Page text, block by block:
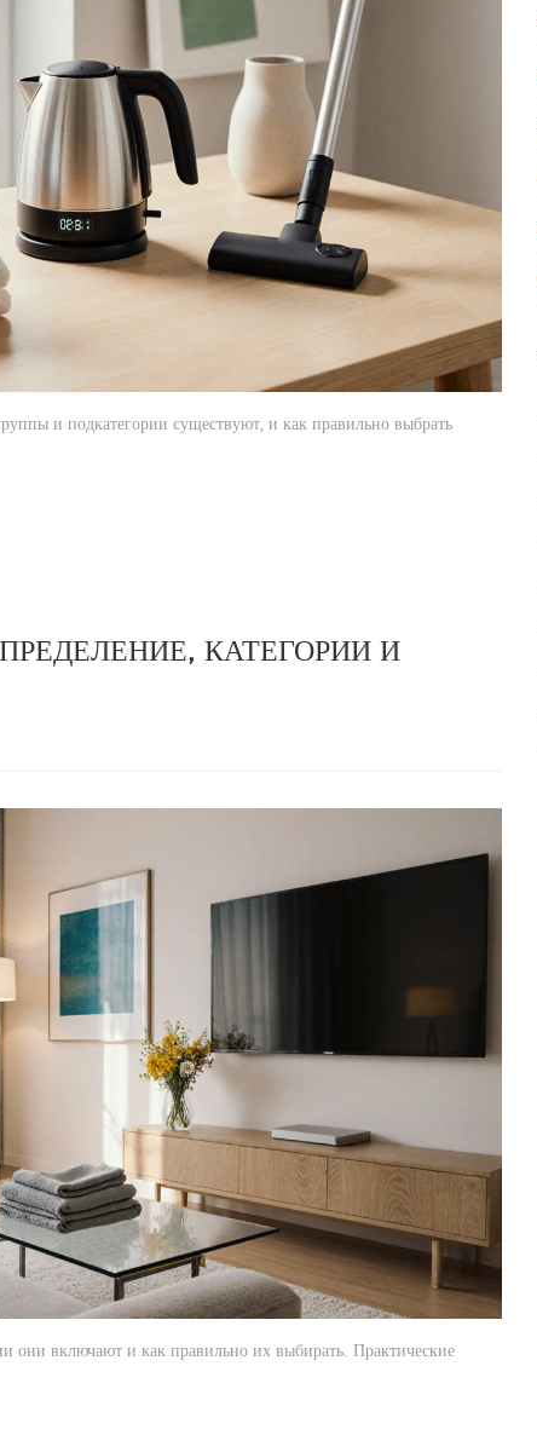
и подкатегории существуют, и как правильно выбрать
КАТЕГОРИИ И
они включают и как правильно их выбирать. Практические